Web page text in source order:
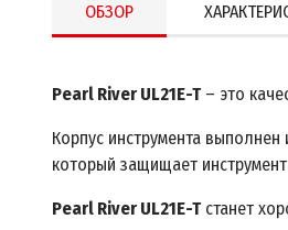
ОБЗОР
Pearl River UL21E-T– это
Корпус инструмента
который защищает
Pearl River UL21E-Tстанет